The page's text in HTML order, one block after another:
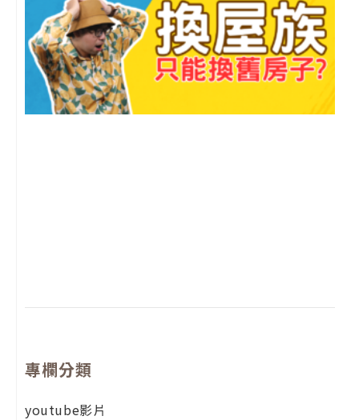
專欄分類
youtube影片